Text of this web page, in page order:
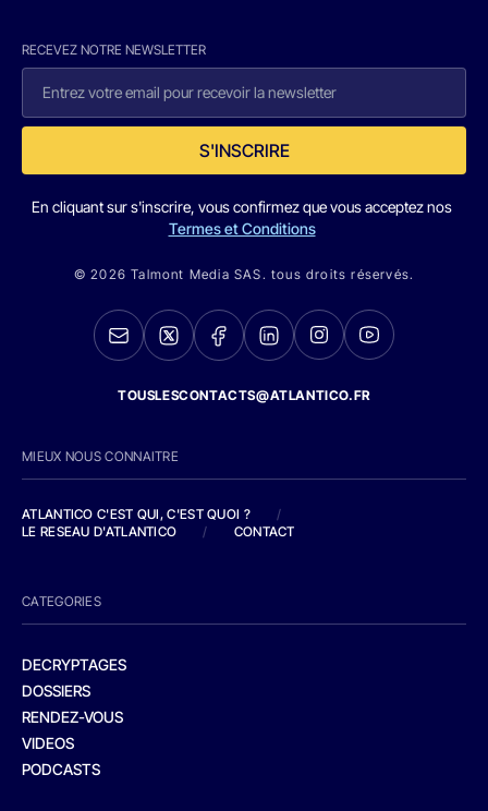
RECEVEZ NOTRE NEWSLETTER
S'INSCRIRE
En cliquant sur s'inscrire, vous confirmez que vous acceptez nos
Termes et Conditions
© 2026 Talmont Media SAS. tous droits réservés.
TOUSLESCONTACTS@ATLANTICO.FR
MIEUX NOUS CONNAITRE
ATLANTICO C'EST QUI, C'EST QUOI ?
/
LE RESEAU D'ATLANTICO
/ CONTACT
CATEGORIES
DECRYPTAGES
DOSSIERS
RENDEZ-VOUS
VIDEOS
PODCASTS